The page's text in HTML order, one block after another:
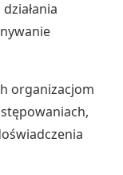
organizacjom